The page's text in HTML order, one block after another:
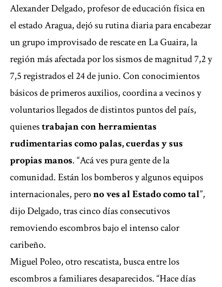
Alexander Delgado, profesor de educación física en
el estado Aragua, dejó su rutina diaria para encabezar
un grupo improvisado de rescate en La Guaira, la
región más afectada por los sismos de magnitud 7,2 y
7,5 registrados el 24 de junio. Con conocimientos
básicos de primeros auxilios, coordina a vecinos y
voluntarios llegados de distintos puntos del país,
quienestrabajan con herramientas
rudimentarias como palas, cuerdas y sus
propias manos. “Acá ves pura gente de la
comunidad. Están los bomberos y algunos equipos
internacionales, perono ves al Estado como tal”,
dijo Delgado, tras cinco días consecutivos
removiendo escombros bajo el intenso calor
caribeño.
Miguel Poleo, otro rescatista, busca entre los
escombros a familiares desaparecidos. “Hace días